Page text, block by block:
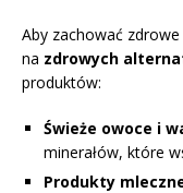
Aby zachować
na zdrowych
produktów:
Świeże owoce i
minerałów, które
Produkty